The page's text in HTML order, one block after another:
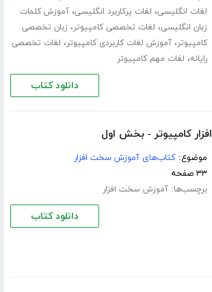
لغات انگلیسی، لغات پرکاربرد انگلیسی،آموزش کلمات
زبان انگلیسی، لغات تخصصی کامپیوتر، زبان تخصصی
کامپیوتر،آموزش لغات کاربردی کامپیوتر، لغات تخصصی
رایانه، لغات مهم کامپیوتر
دانلود کتاب
کامپیوتر - بخش اول
موضوع:کتاب‌های آموزش سخت افزار
۳۳ صفحه
برچسب‌ها:آموزش سخت افزار
دانلود کتاب